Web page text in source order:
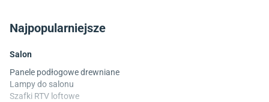
Najpopularniejsze
Salon
Panele podłogowe drewniane
Lampy do salonu
Szafki RTV loftowe